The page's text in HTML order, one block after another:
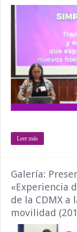
Leer más
Galería:
«Experiencia
de la CDMX a
movilidad